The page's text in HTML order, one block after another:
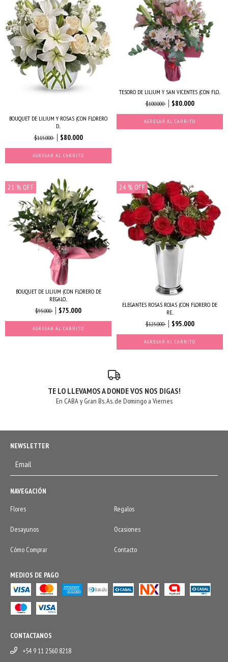
BOUQUET DE LILIUM Y ROSAS (CON FLORERO
D...
$115.000
$80.000
TESORO DE LILIUM Y SAN VICENTES (CON FLO...
$100.000
$80.000
AGREGAR AL CARRITO
21 % OFF
BOUQUET DE LILIUM (CON FLORERO DE
REGALO...
$95.000
$75.000
AGREGAR AL CARRITO
24% OFF
ELEGANTES ROSAS ROJAS (CON FLORERO DE
RE...
$125.000
$95.000
AGREGAR AL CARRITO
TE LO LLEVAMOS A DONDE VOS NOS DIGAS!
En CABA y Gran Bs. As. de Domingo a Viernes
NEWSLETTER
NAVEGACIÓN
Flores
Regalos
Desayunos Ocasiones
Cómo Comprar Contacto
MEDIOS DE PAGO
CONTACTANOS
+54 9 11 2560 8218